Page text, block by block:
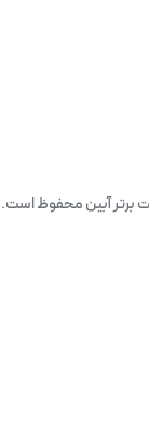
برتر آبین محفوظ است.